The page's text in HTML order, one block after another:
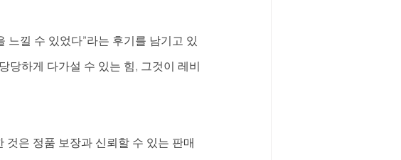
느낄 수 있었다”라는 후기를 남기고 있
당하게 다가설 수 있는 힘, 그것이 레비
은 정품 보장과 신뢰할 수 있는 판매